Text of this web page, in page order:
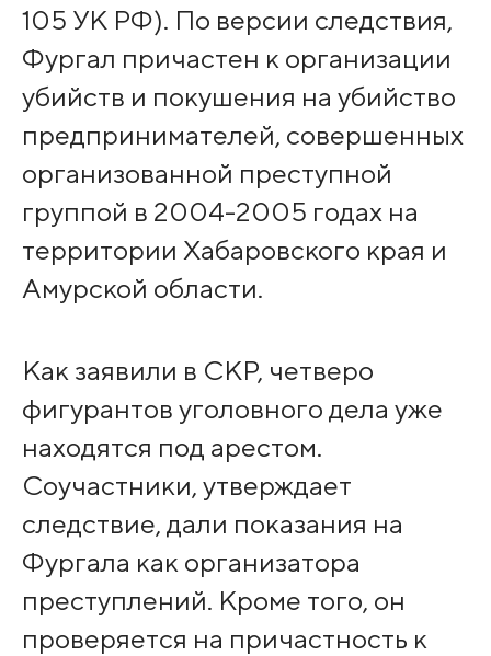
105 УК РФ). По версии следствия,
Фургал причастен к организации
убийств и покушения на убийство
предпринимателей, совершенных
организованной преступной
группой в 2004-2005 годах на
территории Хабаровского края и
Амурской области.
Как заявили в СКР, четверо
фигурантов уголовного дела уже
находятся под арестом.
Соучастники, утверждает
следствие, дали показания на
Фургала как организатора
преступлений. Кроме того, он
проверяется на причастность к